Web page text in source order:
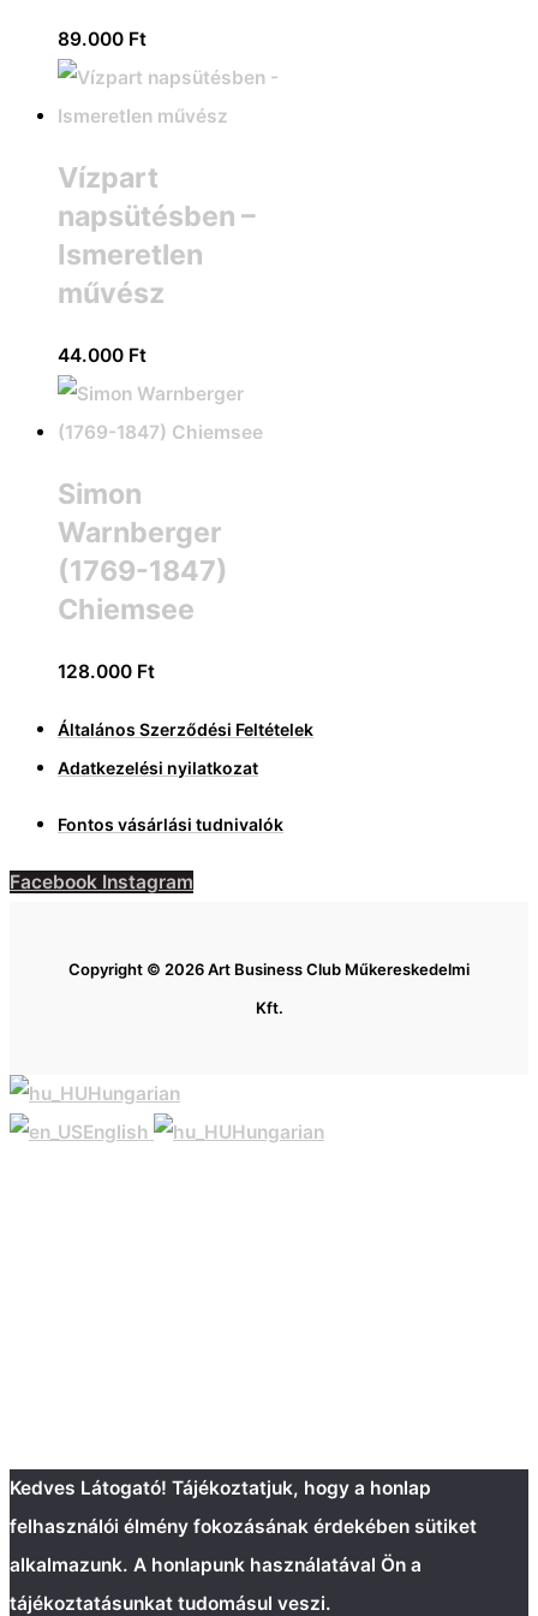
89.000 Ft
Vízpart
napsütésben –
Ismeretlen
művész
44.000 Ft
Simon
Warnberger
(1769-1847)
Chiemsee
128.000 Ft
Általános Szerződési Feltételek
Adatkezelési nyilatkozat
Fontos vásárlási tudnivalók
Facebook Instagram
Copyright © 2026 Art Business Club Műkereskedelmi
Kft.
Hungarian
English
Hungarian
Kedves Látogató! Tájékoztatjuk, hogy a honlap
felhasználói élmény fokozásának érdekében sütiket
alkalmazunk. A honlapunk használatával Ön a
tájékoztatásunkat tudomásul veszi.